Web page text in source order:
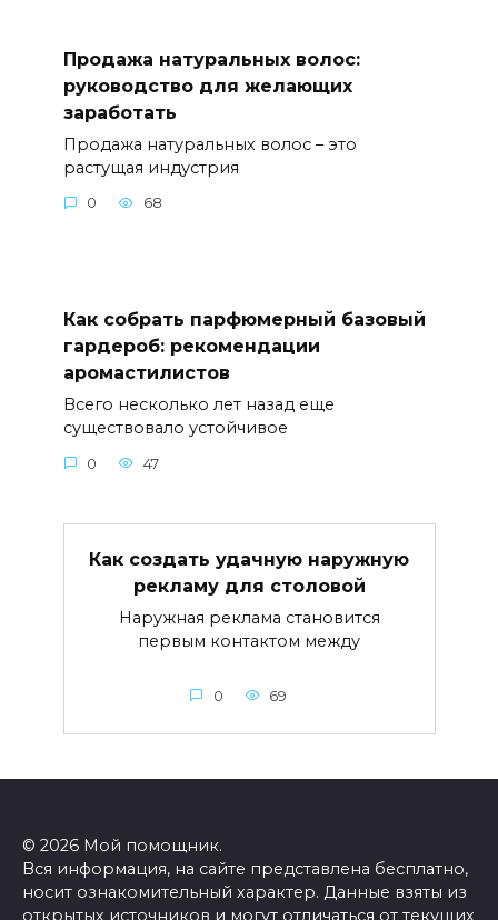
Продажа натуральных волос:
руководство для желающих
заработать
Продажа натуральных волос – это
растущая индустрия
0 68
Как собрать парфюмерный базовый
гардероб: рекомендации
аромастилистов
Всего несколько лет назад еще
существовало устойчивое
0 47
Как создать удачную наружную
рекламу для столовой
Наружная реклама становится
первым контактом между
0 69
© 2026 Мой помощник.
Вся информация, на сайте представлена бесплатно,
носит ознакомительный характер. Данные взяты из
открытых источников и могут отличаться от текущих